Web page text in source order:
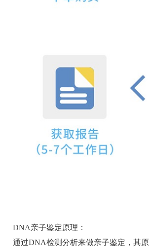
DNA亲子鉴定原理：
通过DNA检测分析来做亲子鉴定，其